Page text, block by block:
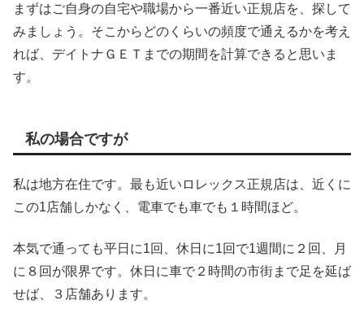
まずはご自身の自宅や職場から一番近い正規店を、探して
みましょう。そこからどのくらいの頻度で通えるかを考え
れば、デイトナＧＥＴまでの期間を計算できると思いま
す。
私の場合ですが
私は地方在住です。最も近いロレックス正規店は、近くに
この1店舗しかなく、電車でも車でも１時間ほど。
本気で通っても平日に1回、休日に1回で1週間に２回、月
に８回が限界です。休日に車で２時間の市街まで足を延ば
せば、３店舗あります。